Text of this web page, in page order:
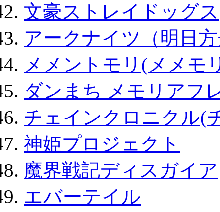
文豪ストレイドッグス
アークナイツ（明日
メメントモリ(メメモ
ダンまち メモリアフ
チェインクロニクル(
神姫プロジェクト
魔界戦記ディスガイア
エバーテイル